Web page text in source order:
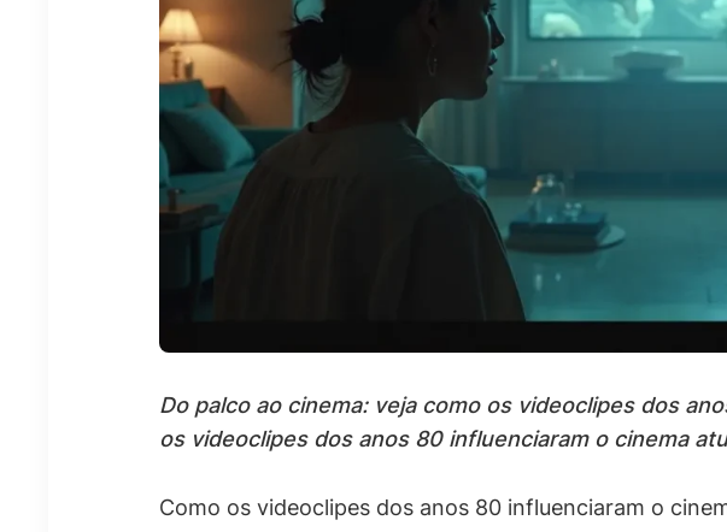
Do palco ao cinema: veja como os videoclipes dos
os videoclipes dos anos 80 influenciaram o cinema
Como os videoclipes dos anos 80 influenciaram o